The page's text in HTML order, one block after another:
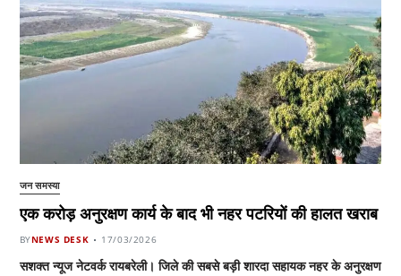
जन समस्या
एक करोड़ अनुरक्षण कार्य के बाद भी नहर पटरियों की हालत खराब
BYNEWS DESK 17/03/2026
सशक्त न्यूज नेटवर्क रायबरेली। जिले की सबसे बड़ी शारदा सहायक नहर के अनुरक्षण